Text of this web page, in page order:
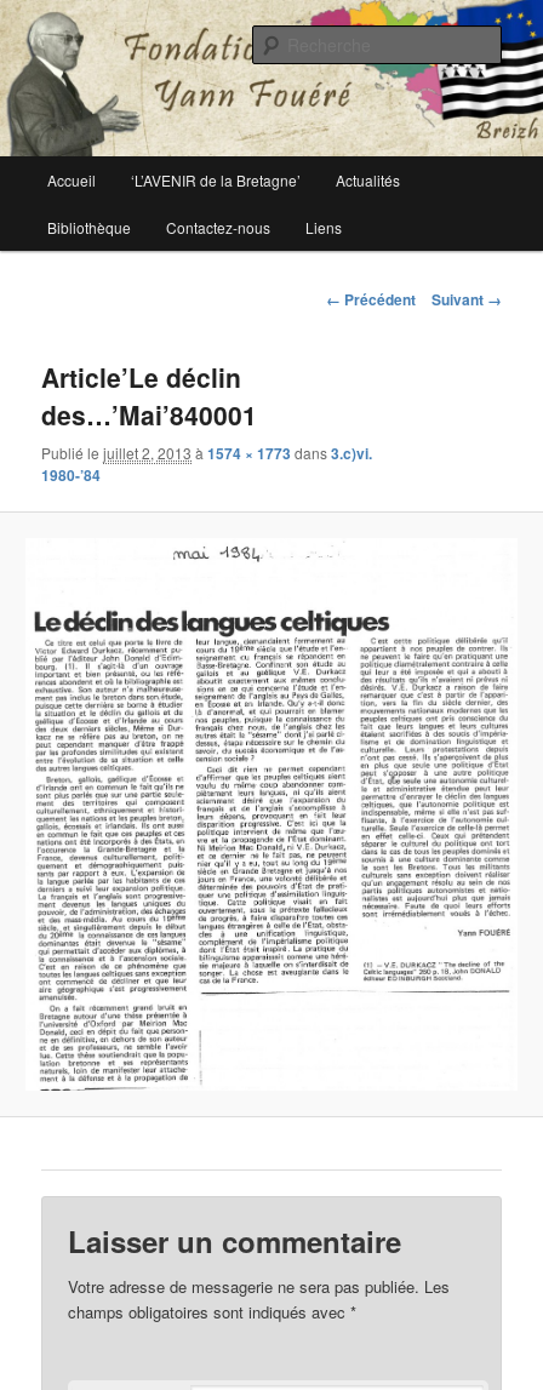
Fondation Yann Fouéré
Le site officiel de la fondation Yann Fouéré
principal
Aller
au
Accueil ‘L’AVENIR de la Bretagne’ Actualités
Bibliothèque Contactez-nous Liens
Navigation
← Précédent Suivant →
Article’Le déclin
des…’Mai’840001
Publié lejuillet 2, 2013 à1574 × 1773 dans3.c)vi.
1980-’84
Laisser un commentaire
Votre adresse de messagerie ne sera pas publiée. Les
champs obligatoires sont indiqués avec*